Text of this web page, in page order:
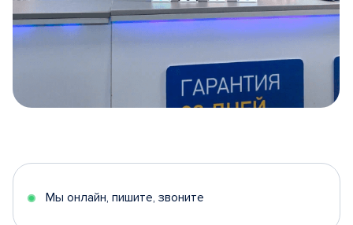
5
Мы онлайн, пишите, звоните